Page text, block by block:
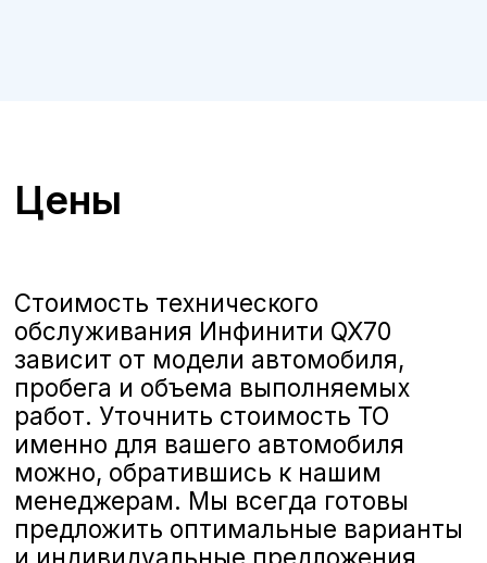
автомобилей
качественное и комплексное
специалистами. Мы предлагаем
полную линейку услуг по ТО,
соответствующих стандартам Infiniti,
чтобы ваш автомобиль всегда
оставался в отличном состоянии и
обеспечивал безопасность и
комфорт на дороге.